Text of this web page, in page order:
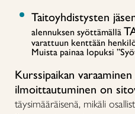
Taitoyhdistysten
alennuksen syöttämällä
varattuun kenttään
Muista painaa lopuksi
Kurssipaikan
ilmoittautuminen on
täysimääräisenä, mikäli